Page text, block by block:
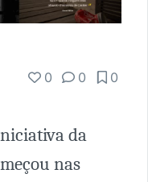
0 0 0
da
nas